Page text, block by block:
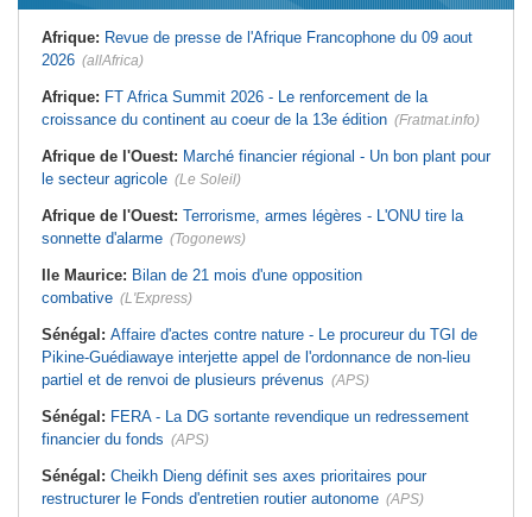
financier du fonds
Sénégal:Affaire d'actes contre
nature - Le procureur du TGI de
Pikine-Guédiawaye interjette appel
de renvoi de plusieurs prévenus
Sénégal:FERA - Priorité à
Cheikh Dieng décline sa vision
Sénégal:
Cheikh Dieng définit ses
axes prioritaires pour restructurer le
Afrique:JIFA 2026 à Dakar - La
commémoration de l'héritage des
africain à l'honneur (ministre)
la finale
Afrique:Côte d'Ivoire - Algérie, un
Sénégal bat la Tunisie et prend le
quart
Tunisie: Enseignement supérieur -
interconnecté « One Health »
les startups à l'international
Afrique: Revue de presse de l'Afrique Francophone du 09 aout
2026 (allAfrica)
Afrique: FT Africa Summit 2026 - Le renforcement de la
croissance du continent au coeur de la 13e édition (Fratmat.info)
Afrique de l'Ouest: Marché financier régional - Un bon plant pour
le secteur agricole (Le Soleil)
Afrique de l'Ouest: Terrorisme, armes légères - L'ONU tire la
sonnette d'alarme (Togonews)
Ile Maurice: Bilan de 21 mois d'une opposition
combative (L'Express)
Sénégal: Affaire d'actes contre nature - Le procureur du TGI de
Pikine-Guédiawaye interjette appel de l'ordonnance de non-lieu
partiel et de renvoi de plusieurs prévenus (APS)
Sénégal: FERA - La DG sortante revendique un redressement
financier du fonds (APS)
Sénégal: Cheikh Dieng définit ses axes prioritaires pour
restructurer le Fonds d'entretien routier autonome (APS)